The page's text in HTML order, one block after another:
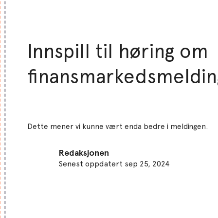
Innspill til høring om
Dette mener vi kunne vært enda bedre i meldingen.
Redaksjonen
Senest oppdatert sep 25, 2024